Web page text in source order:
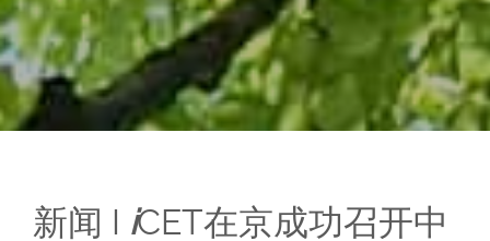
新闻 I iCET在京成功召开中